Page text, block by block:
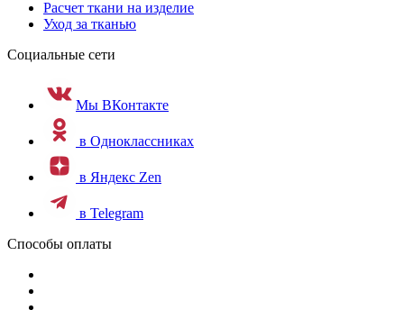
Расчет ткани на изделие
Уход за тканью
Социальные сети
Мы ВКонтакте
в Одноклассниках
в Яндекс Zen
в Telegram
Способы оплаты